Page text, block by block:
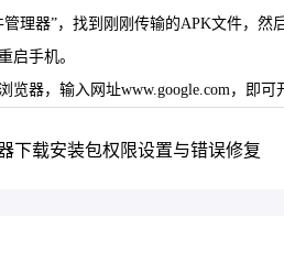
理器”，找到刚刚传输的APK文件，然后
启手机。
览器，输入网址www.google.com，即可
下载安装包权限设置与错误修复